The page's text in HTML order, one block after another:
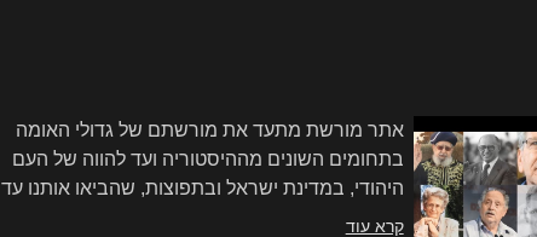
אתר מורשת מתעד את מורשתם של גדולי האומה
בתחומים השונים מההיסטוריה ועד להווה של העם
היהודי, במדינת ישראל ובתפוצות, שהביאו אותנו עד
קרא עוד